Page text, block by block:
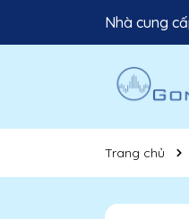
Nhà cung
Trang chủ